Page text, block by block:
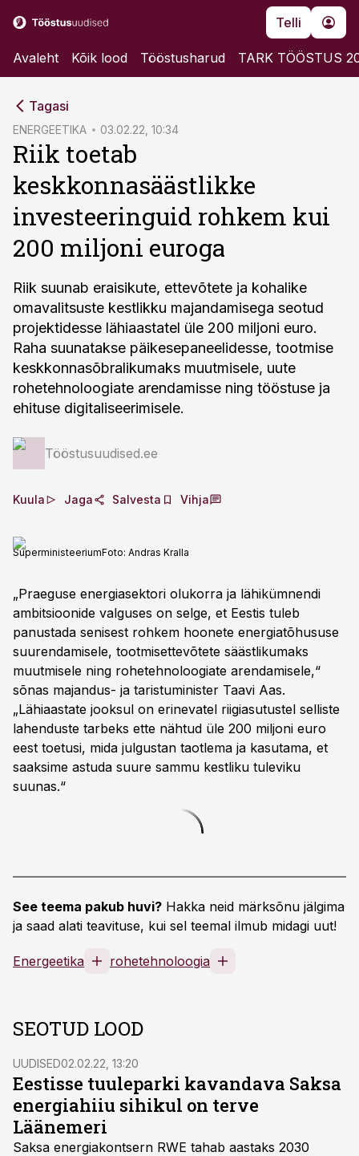
Telli
Avaleht Kõik lood Tööstusharud TARK TÖÖSTUS
Tagasi
ENERGEETIKA 03.02.22, 10:34
Riik toetab
keskkonnasäästlikke
investeeringuid rohkem kui
200 miljoni euroga
Riik suunab eraisikute, ettevõtete ja kohalike
omavalitsuste kestlikku majandamisega seotud
projektidesse lähiaastatel üle 200 miljoni euro.
Raha suunatakse päikesepaneelidesse, tootmise
keskkonnasõbralikumaks muutmisele, uute
rohetehnoloogiate arendamisse ning tööstuse ja
ehituse digitaliseerimisele.
Tööstusuudised.ee
Kuula Jaga Salvesta Vihja
SuperministeeriumFoto: Andras Kralla
„Praeguse energiasektori olukorra ja lähikümnendi
ambitsioonide valguses on selge, et Eestis tuleb
panustada senisest rohkem hoonete energiatõhususe
suurendamisele, tootmisettevõtete säästlikumaks
muutmisele ning rohetehnoloogiate arendamisele,“
sõnas majandus- ja taristuminister Taavi Aas.
„Lähiaastate jooksul on erinevatel riigiasutustel selliste
lahenduste tarbeks ette nähtud üle 200 miljoni euro
eest toetusi, mida julgustan taotlema ja kasutama, et
saaksime astuda suure sammu kestliku tuleviku
suunas.“
See teema pakub huvi? Hakka neid märksõnu jälgima
ja saad alati teavituse, kui sel teemal ilmub midagi uut!
Energeetika rohetehnoloogia
SEOTUD LOOD
UUDISED02.02.22, 13:20
Eestisse tuuleparki kavandava Saksa
energiahiiu sihikul on terve
Läänemeri
Saksa energiakontsern RWE tahab aastaks 2030